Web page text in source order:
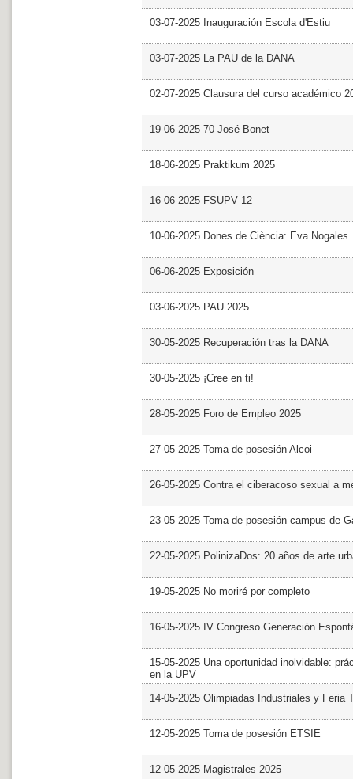
03-07-2025 Inauguración Escola d'Estiu
03-07-2025 La PAU de la DANA
02-07-2025 Clausura del curso académico
19-06-2025 70 José Bonet
18-06-2025 Praktikum 2025
16-06-2025 FSUPV 12
10-06-2025 Dones de Ciència: Eva Nogales
06-06-2025 Exposición
03-06-2025 PAU 2025
30-05-2025 Recuperación tras la DANA
30-05-2025 ¡Cree en ti!
28-05-2025 Foro de Empleo 2025
27-05-2025 Toma de posesión Alcoi
26-05-2025 Contra el ciberacoso sexual a
23-05-2025 Toma de posesión campus de
22-05-2025 PolinizaDos: 20 años de arte
19-05-2025 No moriré por completo
16-05-2025 IV Congreso Generación
15-05-2025 Una oportunidad inolvidable:
en la UPV
14-05-2025 Olimpiadas Industriales y Feria
12-05-2025 Toma de posesión ETSIE
12-05-2025 Magistrales 2025